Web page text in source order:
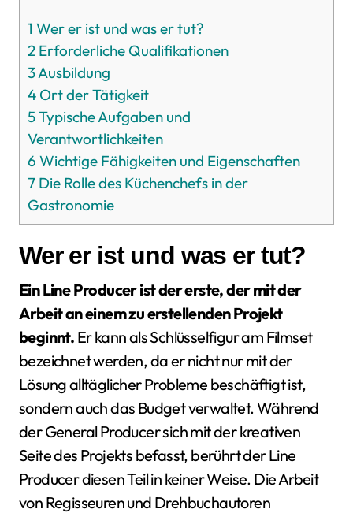
1 Wer er ist und was er tut?
2 Erforderliche Qualifikationen
3Ausbildung
4 Ort der Tätigkeit
5Typische Aufgaben und
Verantwortlichkeiten
6 Wichtige Fähigkeiten und Eigenschaften
7 Die Rolle des Küchenchefs in der
Gastronomie
Wer er ist und was er tut?
Ein Line Producer ist der erste, der mit der
Arbeit an einem zu erstellenden Projekt
beginnt. Er kann als Schlüsselfigur am Filmset
bezeichnet werden, da er nicht nur mit der
Lösung alltäglicher Probleme beschäftigt ist,
sondern auch das Budget verwaltet. Während
der General Producer sich mit der kreativen
Seite des Projekts befasst, berührt der Line
Producer diesen Teil in keiner Weise. Die Arbeit
von Regisseuren und Drehbuchautoren